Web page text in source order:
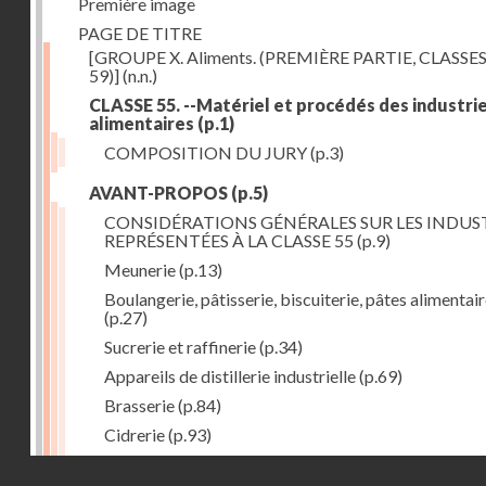
PAGE DE TITRE
[GROUPE X. Aliments. (PREMIÈRE PARTIE,
59)](n.n.)
CLASSE 55. --Matériel et procédés des
alimentaires (p.1)
COMPOSITION DU JURY(p.3)
AVANT-PROPOS (p.5)
CONSIDÉRATIONS GÉNÉRALES SUR LES
REPRÉSENTÉES À LA CLASSE 55 (p.9)
Meunerie(p.13)
Boulangerie, pâtisserie, biscuiterie, pâtes
(p.27)
Sucrerie et raffinerie(p.34)
Appareils de distillerie industrielle(p.69)
Brasserie(p.84)
Cidrerie(p.93)